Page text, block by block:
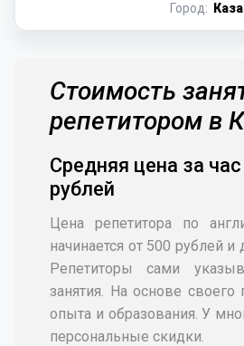
Город:
Стоимость
репетитором в
Средняя цена за
рублей
Цена репетитора по
начинается от 500 рублей и
Репетиторы сами
занятия. На основе своего
опыта и образования. У
персональные скидки.